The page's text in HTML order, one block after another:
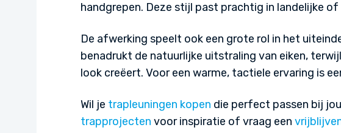
handgrepen. Deze stijl past prachtig in landelijke
De afwerking speelt ook een grote rol in het
benadrukt de natuurlijke uitstraling van eiken,
look creëert. Voor een warme, tactiele ervaring is
Wil je trapleuningen kopen die perfect passen bij
trapprojecten voor inspiratie of vraag een